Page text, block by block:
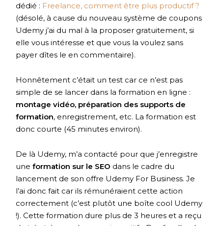
dédié : Freelance, comment être plus productif ?
(désolé, à cause du nouveau système de coupons
Udemy j’ai du mal à la proposer gratuitement, si
elle vous intéresse et que vous la voulez sans
payer dîtes le en commentaire).
Honnêtement c’était un test car ce n’est pas
simple de se lancer dans la formation en ligne :
montage vidéo, préparation des supports de
formation, enregistrement, etc. La formation est
donc courte (45 minutes environ).
De là Udemy, m’a contacté pour que j’enregistre
uneformation sur le SEO dans le cadre du
lancement de son offre Udemy For Business. Je
l’ai donc fait car ils rémunéraient cette action
correctement (c’est plutôt une boîte cool Udemy
!). Cette formation dure plus de 3 heures et a reçu